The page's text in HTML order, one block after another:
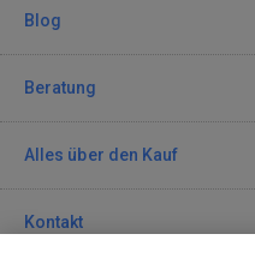
Blog
Beratung
Alles über den Kauf
Kontakt